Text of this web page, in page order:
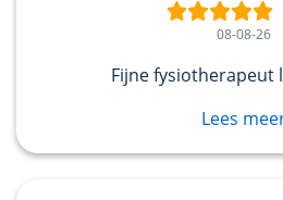
08-08-26
Fijne fysiotherapeut
Lees